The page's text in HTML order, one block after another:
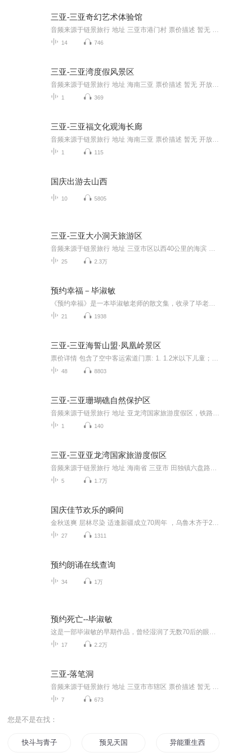
三亚-三亚奇幻艺术体验馆
14 746
三亚-三亚湾度假风景区
1 369
三亚-三亚福文化观海长廊
1 115
国庆出游去山西
10 5805
三亚-三亚大小洞天旅游区
25 2.3万
预约幸福－毕淑敏
21 1938
三亚-三亚海誓山盟·凤凰岭景区
48 8803
三亚-三亚珊瑚礁自然保护区
1 140
三亚-三亚亚龙湾国家旅游度假区
5 1.7万
国庆佳节欢乐的瞬间
27 1311
预约朗诵在线查询
34 1万
预约死亡--毕淑敏
17 2.2万
三亚-落笔洞
7 673
您是不是在找：
快斗与青子的情人节 预见天国 异能重生西门庆